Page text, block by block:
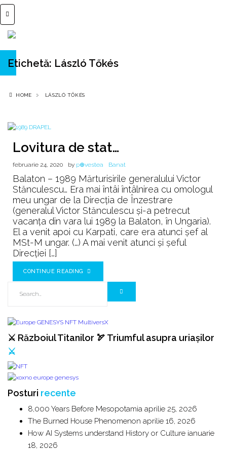
Etichetă: László Tőkés
HOME LÁSZLÓ TŐKÉS
Lovitura de stat…
februarie 24, 2020 by p⊕vestea Banat
Balaton – 1989 Mărturisirile generalului Victor
Stănculescu… Era mai întâi întâlnirea cu omologul
meu ungar de la Direcţia de Înzestrare
(generalul Victor Stănculescu şi-a petrecut
vacanţa din vara lui 1989 la Balaton, în Ungaria).
El a venit apoi cu Karpati, care era atunci şef al
MSt-M ungar. (…) A mai venit atunci şi şeful
Direcţiei […]
CONTINUE READING
⚔️ Războiul Titanilor 🏹 Triumful asupra uriașilor
⚔️
Posturi recente
8,000 Years Before Mesopotamia aprilie 25, 2026
The Burned House Phenomenon aprilie 16, 2026
How AI Systems understand History or Culture ianuarie
18, 2026